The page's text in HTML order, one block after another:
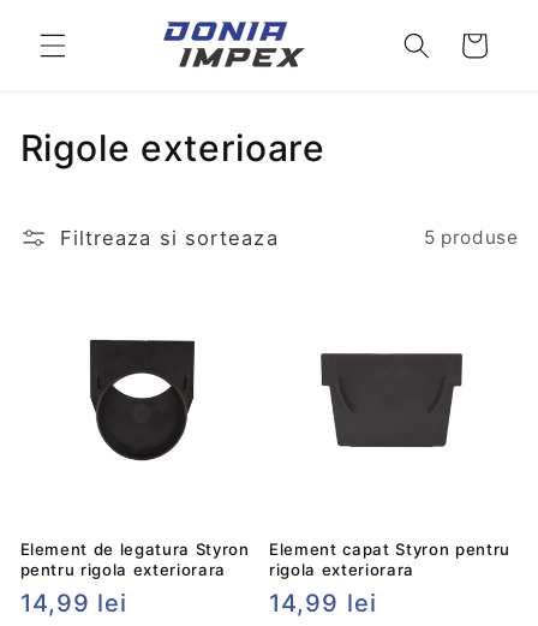
conținut
Cos
C
l
Rigole exterioare
Filtreaza si sorteaza 5 produse
Element de legatura Styron
pentru rigola exteriorara
Preț
14,99 lei
Element capat Styron pentru
rigola exteriorara
Preț
14,99 lei